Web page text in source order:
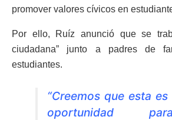
promover valores cívicos en
Por ello, Ruíz anunció que se
ciudadana” junto a padres de
estudiantes.
“Creemos que esta es
oportunidad